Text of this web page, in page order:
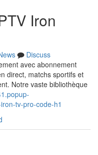
Iron
Discuss
avec abonnement
direct, matchs sportifs et
Notre vaste bibliothèque
tv-pro-code-h1